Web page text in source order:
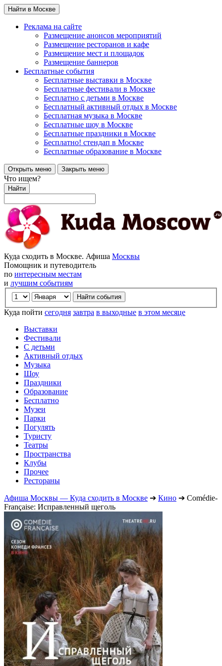
Найти в Москве
Реклама на сайте
Размещение анонсов мероприятий
Размещение ресторанов и кафе
Размещение мест и площадок
Размещение баннеров
Бесплатные события
Бесплатные выставки в Москве
Бесплатные фестивали в Москве
Бесплатно с детьми в Москве
Бесплатный активный отдых в Москве
Бесплатная музыка в Москве
Бесплатные шоу в Москве
Бесплатные праздники в Москве
Бесплатно! стендап в Москве
Бесплатные образование в Москве
Открыть меню Закрыть меню
Что ищем?
Найти
Куда сходить в Москве. Афиша Москвы
Помощник и путеводитель
по интересным местам
и лучшим событиям
Куда пойти сегодня завтра в выходные в этом месяце
Выставки
Фестивали
С детьми
Активный отдых
Музыка
Шоу
Праздники
Образование
Бесплатно
Музеи
Парки
Погулять
Туристу
Театры
Пространства
Клубы
Прочее
Рестораны
Афиша Москвы — Куда сходить в Москве ➔ Кино ➔ Comédie-
Française: Исправленный щеголь